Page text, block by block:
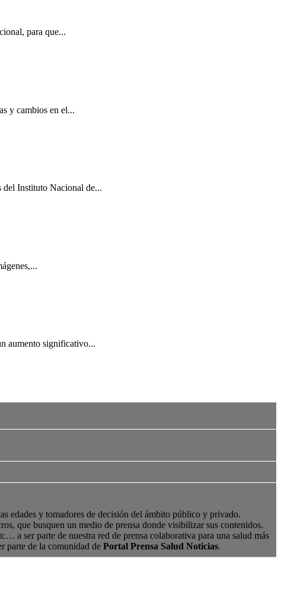
para que...
y cambios en el...
del Instituto Nacional de...
aumento significativo...
edades y tomadores de decisión del ámbito público y privado.
que busquen un medio de prensa donde visibilizar sus contenidos.
a ser parte de nuestra red de prensa colaborativa para una salud más
parte de la comunidad de Portal Prensa Salud Noticias.